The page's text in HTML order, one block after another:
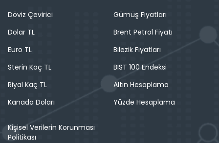
Döviz Çevirici
Dolar TL
Euro TL
Sterin Kaç TL
Riyal Kaç TL
Kanada Doları
Gümüş Fiyatları
Brent Petrol Fiyatı
Bilezik Fiyatları
BIST 100 Endeksi
Altın Hesaplama
Yüzde Hesaplama
Kişisel Verilerin Korunması
Politikası